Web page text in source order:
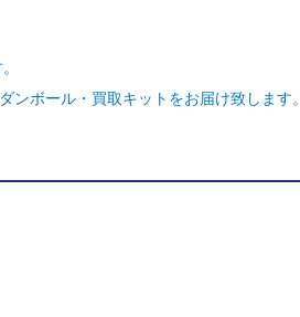
ボール・買取キットをお届け致します。